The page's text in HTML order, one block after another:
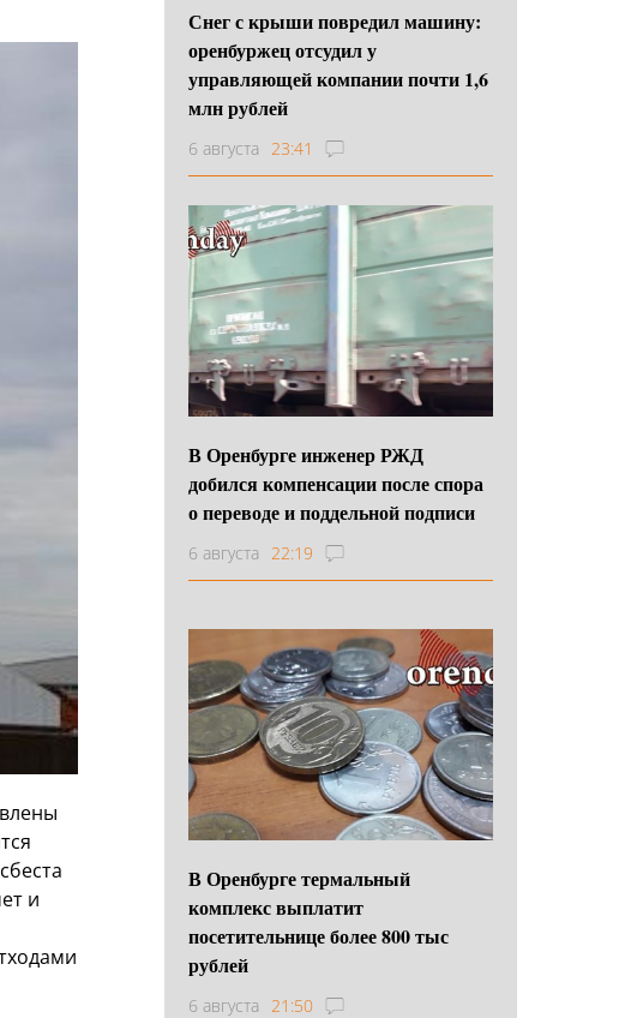
и
Снег с крыши повредил машину:
оренбуржец отсудил у
управляющей компании почти 1,6
млн рублей
6 августа 23:41
В Оренбурге инженер РЖД
добился компенсации после спора
о переводе и поддельной подписи
6 августа 22:19
В Оренбурге термальный
комплекс выплатит
посетительнице более 800 тыс
рублей
6 августа 21:50